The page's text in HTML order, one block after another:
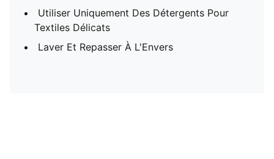
Utiliser Uniquement Des Détergents Pour
Textiles Délicats
Laver Et Repasser À L'Envers